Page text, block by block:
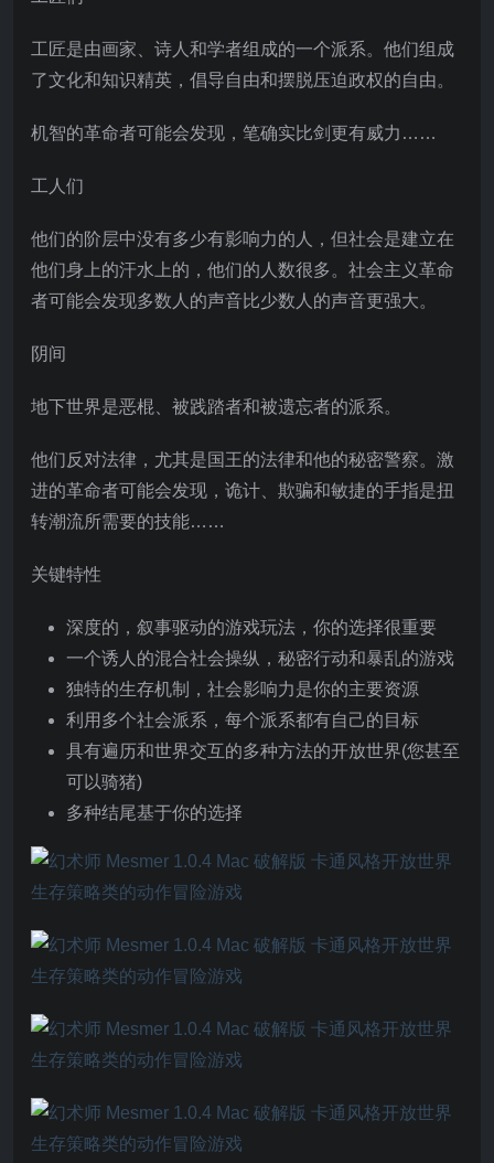
工匠是由画家、诗人和学者组成的一个派系。他们组成
了文化和知识精英，倡导自由和摆脱压迫政权的自由。
机智的革命者可能会发现，笔确实比剑更有威力……
工人们
他们的阶层中没有多少有影响力的人，但社会是建立在
他们身上的汗水上的，他们的人数很多。社会主义革命
者可能会发现多数人的声音比少数人的声音更强大。
阴间
地下世界是恶棍、被践踏者和被遗忘者的派系。
他们反对法律，尤其是国王的法律和他的秘密警察。激
进的革命者可能会发现，诡计、欺骗和敏捷的手指是扭
转潮流所需要的技能……
关键特性
深度的，叙事驱动的游戏玩法，你的选择很重要
一个诱人的混合社会操纵，秘密行动和暴乱的游戏
独特的生存机制，社会影响力是你的主要资源
利用多个社会派系，每个派系都有自己的目标
具有遍历和世界交互的多种方法的开放世界(您甚至
可以骑猪)
多种结尾基于你的选择